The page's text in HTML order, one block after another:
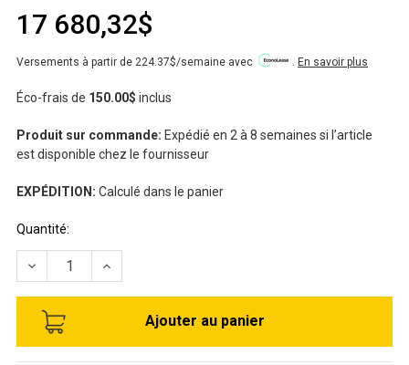
17 680,32$
Versements à partir de 224.37$/semaine avec . En savoir plus
Éco-frais de 150.00$ inclus
Produit sur commande: Expédié en 2 à 8 semaines si l’article
est disponible chez le fournisseur
EXPÉDITION: Calculé dans le panier
Stock
disponible:
Quantité:
RÉDUIRE LA QUANTITÉ DE MACHINE À GLACE (FLOCON)
AUGMENTER LA QUANTITÉ DE MACHINE À